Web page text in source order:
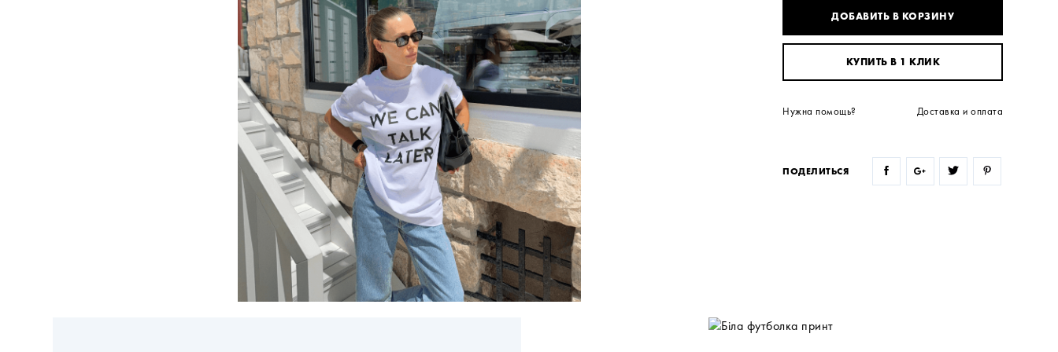
ДОБАВИТЬ В КОРЗИНУ
КУПИТЬ В 1 КЛИК
Доставка и оплата
Нужна помощь?
ПОДЕЛИТЬСЯ